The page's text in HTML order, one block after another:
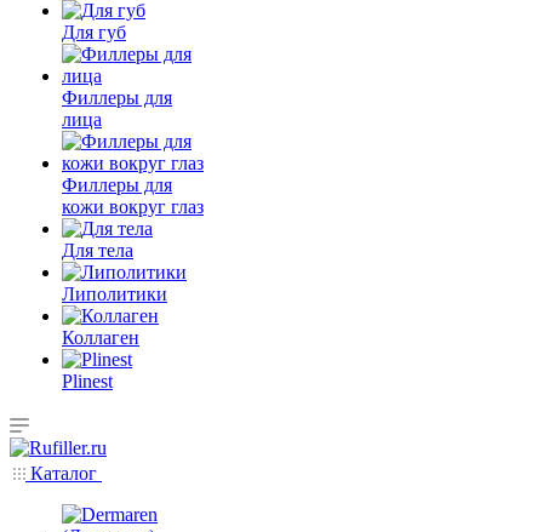
Для губ
Филлеры для
лица
Филлеры для
кожи вокруг глаз
Для тела
Липолитики
Коллаген
Plinest
Каталог